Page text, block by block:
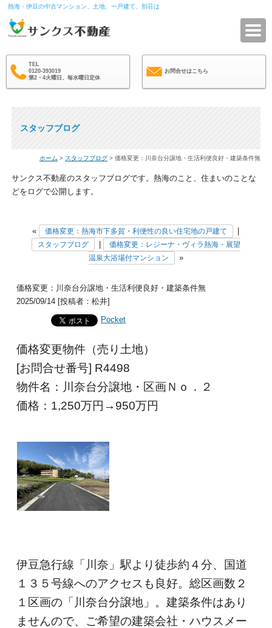
熱海・伊豆の中古マンション、土地、一戸建て、別荘は
TEL
0120-393019
第2・4火曜日、毎水曜日定休
お問合せはこちら
スタッフブログ
ホーム > スタッフブログ > 価格変更：川奈台分譲地・生活利便良好・建築条件無
サンクス不動産のスタッフブログです。熱海のこと、住まいのことな
どをログで公開します。
« 価格変更：熱海市下多賀・利便性の良い住宅地の戸建て
スタッフブログ
価格変更：レジーナ・ヴィラ熱海・展望
温泉大浴場付マンション
»
価格変更：川奈台分譲地・生活利便良好・建築条件無
2025/09/14 [投稿者：松井]
Pocket
価格変更物件（売り土地）
[お問合せ番号] R4498
物件名：川奈台分譲地・区画Ｎｏ．２
価格：1,250万円→950万円
伊豆急行線「川奈」駅より徒歩約４分、国道
１３５号線へのアクセスも良好。総区画数２
１区画の「川奈台分譲地」。建築条件はあり
ませんので、ご希望の建築会社・ハウスメー